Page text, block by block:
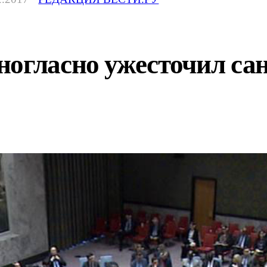
ужесточил